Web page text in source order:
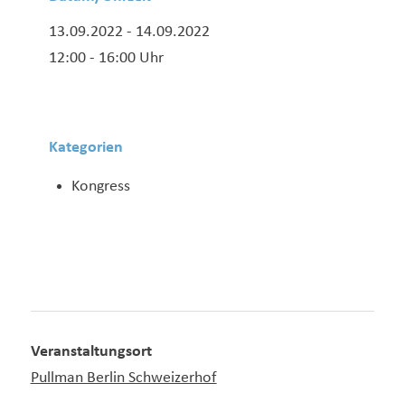
13.09.2022 - 14.09.2022
12:00 - 16:00 Uhr
Kategorien
Kongress
Veranstaltungsort
Pullman Berlin Schweizerhof